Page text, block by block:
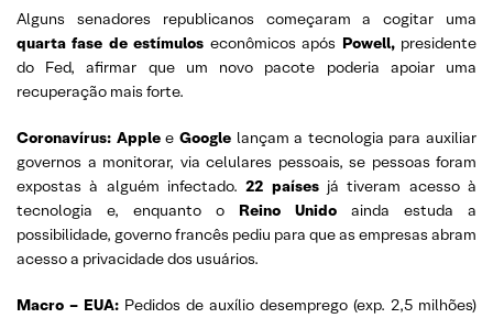
Alguns senadores republicanos começaram a cogitar uma
quarta fase de estímulos econômicos após Powell, presidente
do Fed, afirmar que um novo pacote poderia apoiar uma
recuperação mais forte.
Coronavírus: Applee Googlelançam a tecnologia para auxiliar
governos a monitorar, via celulares pessoais, se pessoas foram
expostas à alguém infectado.22 paísesjá tiveram acesso à
tecnologia e, enquanto o Reino Unido ainda estuda a
possibilidade, governo francês pediu para que as empresas abram
acesso a privacidade dos usuários.
Macro – EUA: Pedidos de auxílio desemprego (exp. 2,5 milhões)